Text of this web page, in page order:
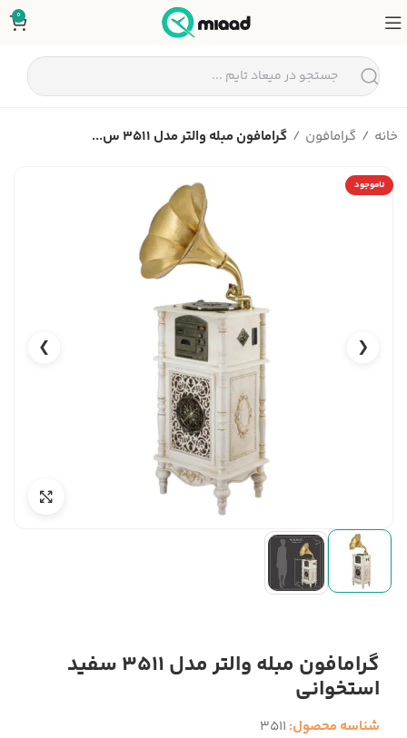
0
خانه گرامافون گرامافون مبله والتر مدل 3511 س...
ناموجود
❮
❯
گرامافون مبله والتر مدل 3511 سفید
استخوانی
شناسه محصول: 3511